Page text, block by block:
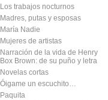
Los trabajos nocturnos
Madres, putas y esposas
María Nadie
Mujeres de artistas
Narración de la vida de Henry
Box Brown: de su puño y letra
Novelas cortas
Óigame un escuchito…
Paquita